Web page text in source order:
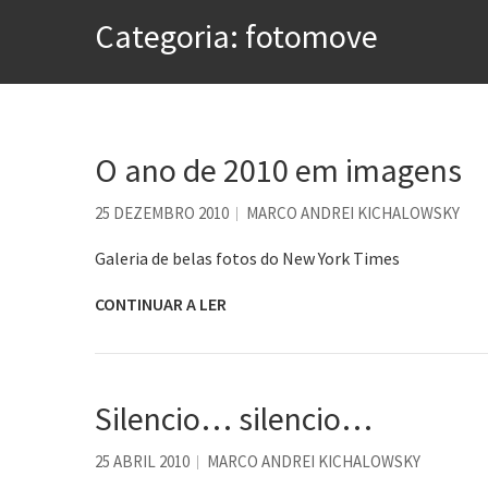
Aprender a fracassar é o
Contardo Calligaris prega
Os causos de Jorge Luis
Categoria: fotomove
O ano de 2010 em imagens
25 DEZEMBRO 2010 MARCO ANDREI KICHALOWSKY
Galeria de belas fotos do New York Times
CONTINUAR A LER
Silencio… silencio…
25 ABRIL 2010 MARCO ANDREI KICHALOWSKY